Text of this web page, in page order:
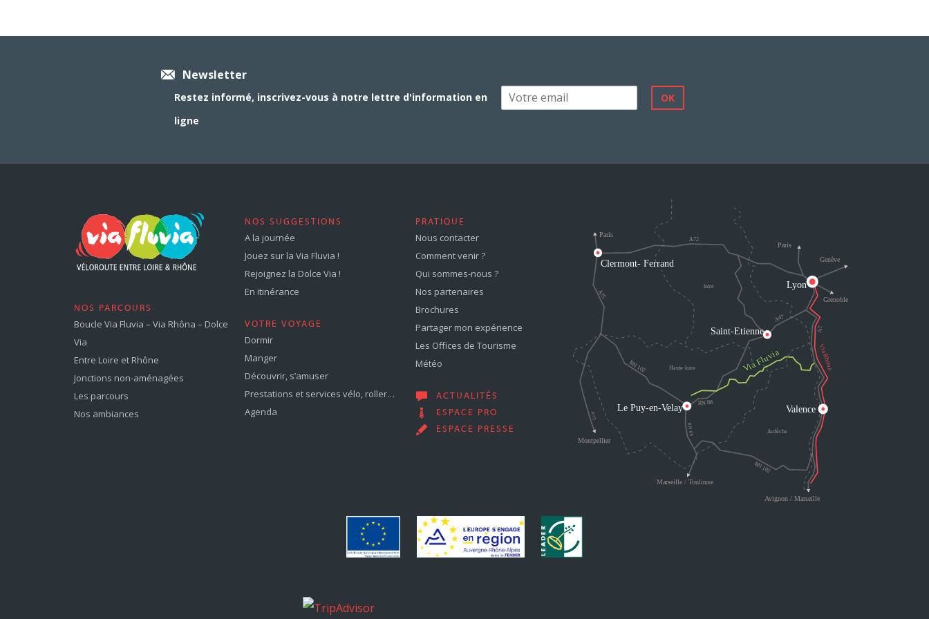
Newsletter
Restez informé, inscrivez-vous à notre lettre d'information en
ligne
NOS PARCOURS
Boucle Via Fluvia – Via Rhôna – Dolce
Via
Entre Loire et Rhône
Jonctions non-aménagées
Les parcours
Nos ambiances
NOS SUGGESTIONS
A la journée
Jouez sur la Via Fluvia !
Rejoignez la Dolce Via !
En itinérance
VOTRE VOYAGE
Dormir
Manger
Découvrir, s’amuser
Prestations et services vélo, roller…
Agenda
PRATIQUE
Nous contacter
Comment venir ?
Qui sommes-nous ?
Nos partenaires
Brochures
Partager mon expérience
Les Offices de Tourisme
Météo
ACTUALITÉS
ESPACE PRO
ESPACE PRESSE